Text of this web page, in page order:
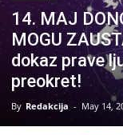
14. MAJ
MOGU
dokaz prave
preokret!
By Redakcija - May 14,